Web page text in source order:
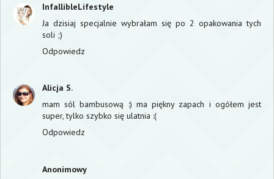
InfallibleLifestyle
Ja dzisiaj specjalnie wybrałam się po 2 opakowania tych
soli ;)
Odpowiedz
Alicja S.
mam sól bambusową :) ma piękny zapach i ogółem jest
super, tylko szybko się ulatnia :(
Odpowiedz
Anonimowy